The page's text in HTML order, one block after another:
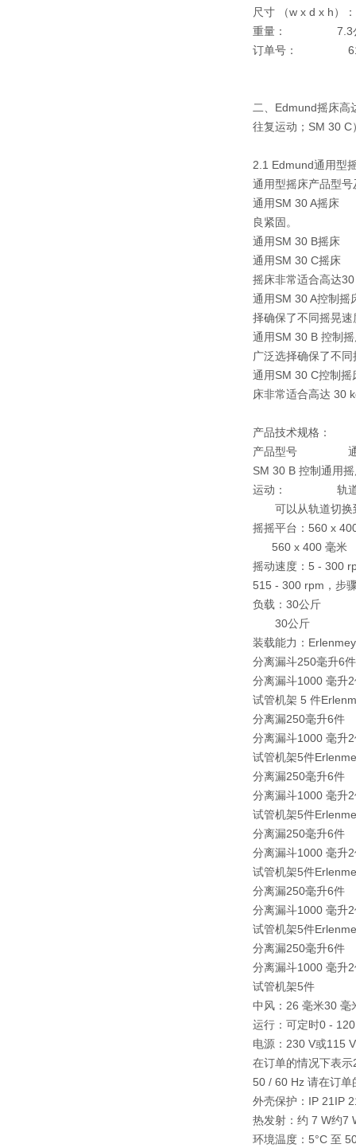
尺寸 （w x d x h）：
重量：
7.3公
订单号：
6138
二、Edmund摇床高
往复运动；SM 30 C
2.1 Edmund通用型
通用型摇床产品型
通用SM 30 A摇床
良紧固。
通用SM 30 B摇床
通用SM 30 C摇床
摇床非常适合高达
通用SM 30 A控制摇
择确保了不同摇晃
通用SM 30 B 控制
广泛选择确保了不
通用SM 30 C控制
床非常适合高达 30
产品技术规格：
产品型号 通用
SM 30 B 控制通用
运动：
轨道
可以从轨道切换
摇摇平台： 560 x
560 x 400 毫米
摇动速度： 5 - 300
515 - 300 rpm，步
负载： 30公斤
30公斤
装载能力：
分离漏斗250毫升6件
分离漏斗1000 毫升
试管机架 5 件
分离漏250毫升6件
分离漏斗1000 毫升
试管机架5件
分离漏250毫升6件
分离漏斗1000 毫升
试管机架5件
分离漏250毫升6件
分离漏斗1000 毫升
试管机架5件
分离漏250毫升6件
分离漏斗1000 毫升
试管机架5件
分离漏250毫升6件
分离漏斗1000 毫升
试管机架5件
中风： 26 毫米30 毫
运行： 可定时0 -
电源： 230 V或115
在订单的情况下表示
50 / 60 Hz 请在订单
外壳保护： IP 21 IP
热发射： 约 7 W约7
环境温度： 5°C 至